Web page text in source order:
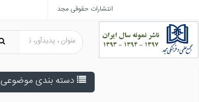
انتشارات حقوقی مجد
دسته بندی موضوعی